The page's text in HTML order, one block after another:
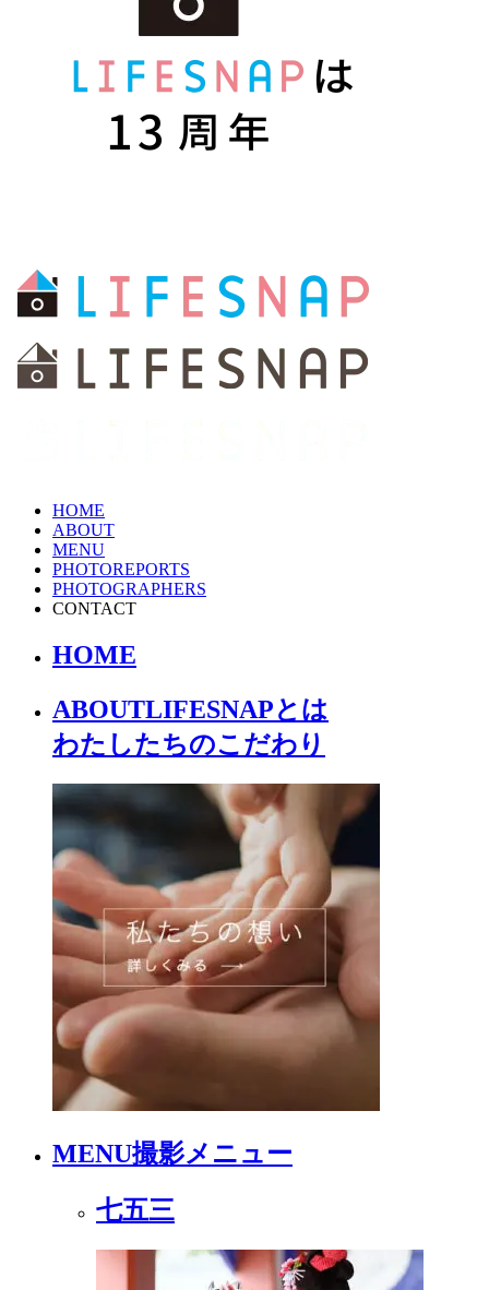
HOME
ABOUT
MENU
PHOTOREPORTS
PHOTOGRAPHERS
CONTACT
HOME
ABOUTLIFESNAPとは
わたしたちのこだわり
MENU撮影メニュー
七五三